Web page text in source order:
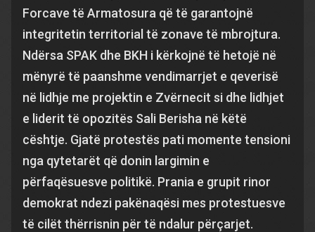
Forcave të Armatosura që të garantojnë
integritetin territorial të zonave të mbrojtura.
Ndërsa SPAK dhe BKH i kërkojnë të hetojë në
mënyrë të paanshme vendimarrjet e qeverisë
në lidhje me projektin e Zvërnecit si dhe lidhjet
e liderit të opozitës Sali Berisha në këtë
cështje. Gjatë protestës pati momente tensioni
nga qytetarët që donin largimin e
përfaqësuesve politikë. Prania e grupit rinor
demokrat ndezi pakënaqësi mes protestuesve
të cilët thërrisnin për të ndalur përçarjet.